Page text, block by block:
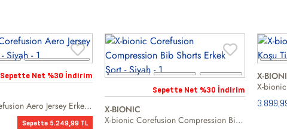
Sepette Net %30 İndirim
X-bionic Corefusion Aero Jersey Erkek Tişört
Sepette 5.249,99 TL
Sepette Net %30 İndirim
X-BIONIC
X-bionic Corefusion Compression Bib Shorts Erkek Şort
X-